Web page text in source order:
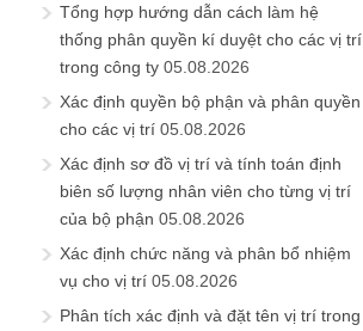
Tổng hợp hướng dẫn cách làm hệ
thống phân quyền kí duyệt cho các vị trí
trong công ty 05.08.2026
Xác định quyền bộ phận và phân quyền
cho các vị trí 05.08.2026
Xác định sơ đồ vị trí và tính toán định
biên số lượng nhân viên cho từng vị trí
của bộ phận 05.08.2026
Xác định chức năng và phân bổ nhiệm
vụ cho vị trí 05.08.2026
Phân tích xác định và đặt tên vị trí trong